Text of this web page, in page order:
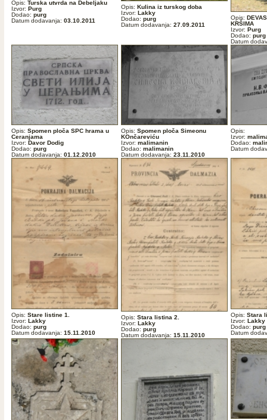
Opis: Turska utvrda na Debeljaku
Izvor: Purg
Dodao: purg
Datum dodavanja: 03.10.2011
Opis: Kulina iz turskog doba
Izvor: Lakky
Dodao: purg
Datum dodavanja: 27.09.2011
Opis:
KRŠIMA
Izvor: Purg
Dodao: purg
Datum
Opis: Spomen ploča SPC hrama u
Ceranjama
Izvor: Davor Dodig
Dodao: purg
Datum dodavanja: 01.12.2010
Opis: Spomen ploča Simeonu
KOnčareviću
Izvor: malimanin
Dodao: malimanin
Datum dodavanja: 23.11.2010
Opis:
Izvor:
Dodao:
Datum
Opis: Stare listine 1.
Izvor: Lakky
Dodao: purg
Datum dodavanja: 15.11.2010
Opis: Stara listina 2.
Izvor: Lakky
Dodao: purg
Datum dodavanja: 15.11.2010
Opis: Stara
Izvor: Lakky
Dodao: purg
Datum